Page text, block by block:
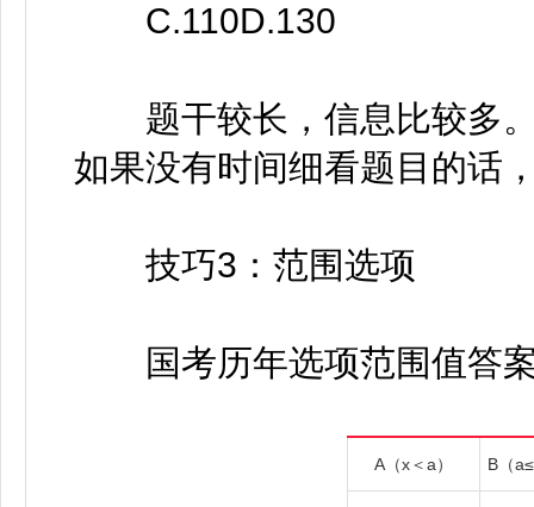
C.110D.130
题干较长，信息比较多。
如果没有时间细看题目的话
技巧3：范围选项
国考历年选项范围值答
A（x＜a） B（